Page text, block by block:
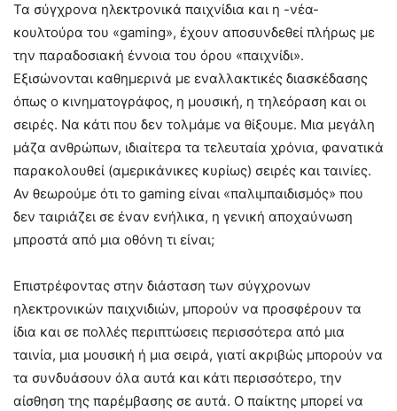
Τα σύγχρονα ηλεκτρονικά παιχνίδια και η -νέα-
κουλτούρα του «gaming», έχουν αποσυνδεθεί πλήρως με
την παραδοσιακή έννοια του όρου «παιχνίδι».
Εξισώνονται καθημερινά με εναλλακτικές διασκέδασης
όπως ο κινηματογράφος, η μουσική, η τηλεόραση και οι
σειρές. Να κάτι που δεν τολμάμε να θίξουμε. Μια μεγάλη
μάζα ανθρώπων, ιδιαίτερα τα τελευταία χρόνια, φανατικά
παρακολουθεί (αμερικάνικες κυρίως) σειρές και ταινίες.
Αν θεωρούμε ότι το gaming είναι «παλιμπαιδισμός» που
δεν ταιριάζει σε έναν ενήλικα, η γενική αποχαύνωση
μπροστά από μια οθόνη τι είναι;
Επιστρέφοντας στην διάσταση των σύγχρονων
ηλεκτρονικών παιχνιδιών, μπορούν να προσφέρουν τα
ίδια και σε πολλές περιπτώσεις περισσότερα από μια
ταινία, μια μουσική ή μια σειρά, γιατί ακριβώς μπορούν να
τα συνδυάσουν όλα αυτά και κάτι περισσότερο, την
αίσθηση της παρέμβασης σε αυτά. Ο παίκτης μπορεί να